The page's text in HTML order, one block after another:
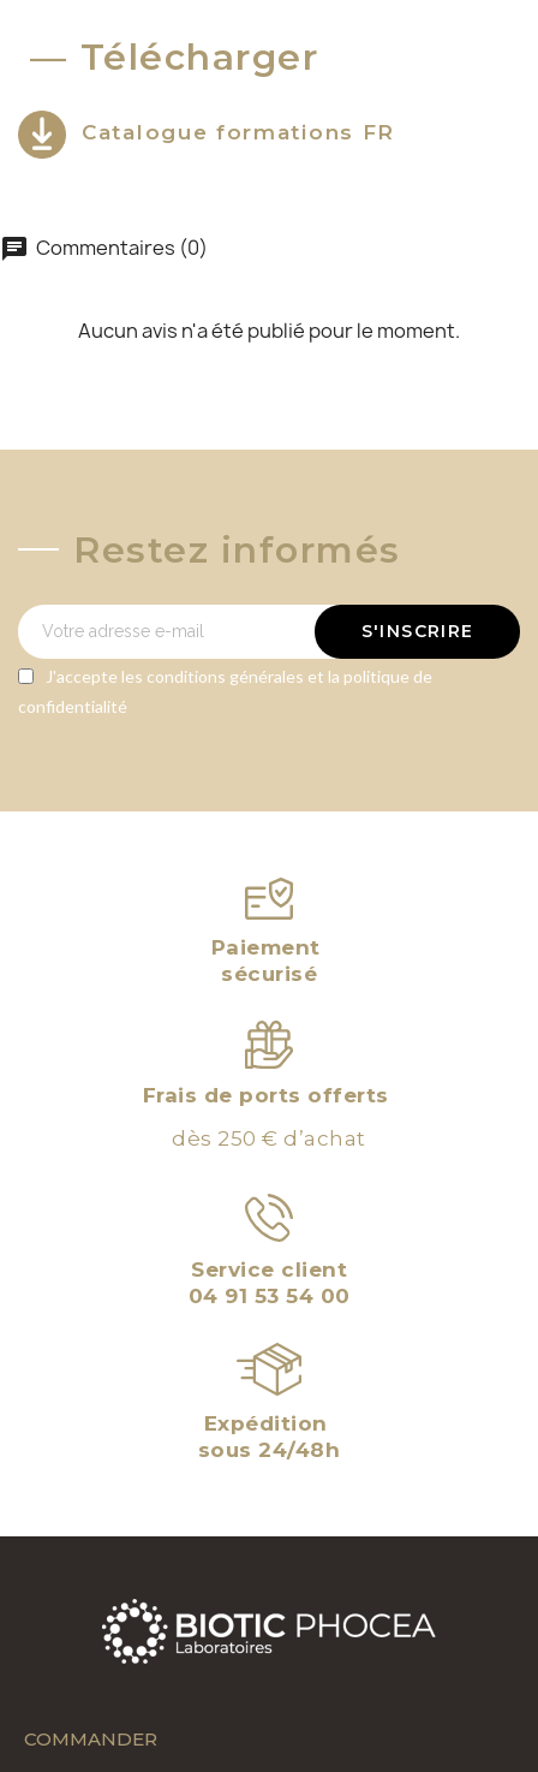
Télécharger
Catalogue formations FR
chat Commentaires (0)
Aucun avis n'a été publié pour le moment.
Restez informés
S'INSCRIRE
J'accepte les conditions générales et la politique de
confidentialité
Paiement
sécurisé
Frais de ports offerts
dès 250 € d’achat
Service client
04 91 53 54 00
Expédition
sous 24/48h
COMMANDER